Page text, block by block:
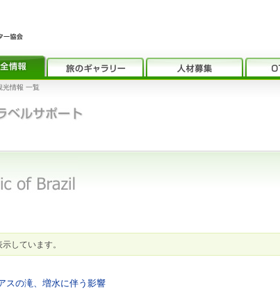
光情報 一覧
しています。
スの滝、増水に伴う影響